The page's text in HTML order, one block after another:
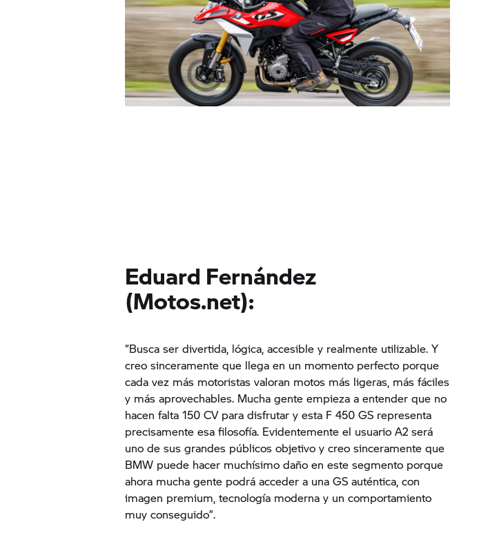
Eduard Fernández
(Motos.net):
“Busca ser divertida, lógica, accesible y realmente utilizable. Y
creo sinceramente que llega en un momento perfecto porque
cada vez más motoristas valoran motos más ligeras, más fáciles
y más aprovechables. Mucha gente empieza a entender que no
hacen falta 150 CV para disfrutar y esta F 450 GS representa
precisamente esa filosofía. Evidentemente el usuario A2 será
uno de sus grandes públicos objetivo y creo sinceramente que
BMW puede hacer muchísimo daño en este segmento porque
ahora mucha gente podrá acceder a una GS auténtica, con
imagen premium, tecnología moderna y un comportamiento
muy conseguido”.